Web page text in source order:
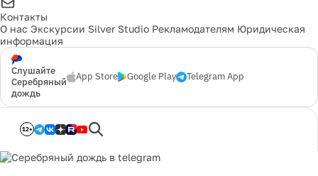
Контакты
О нас Экскурсии Silver Studio Рекламодателям Юридическая
информация
Слушайте
Серебряный
дождь
App Store Google Play Telegram App
12+